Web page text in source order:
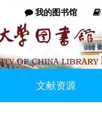
我的图书馆
文献资源